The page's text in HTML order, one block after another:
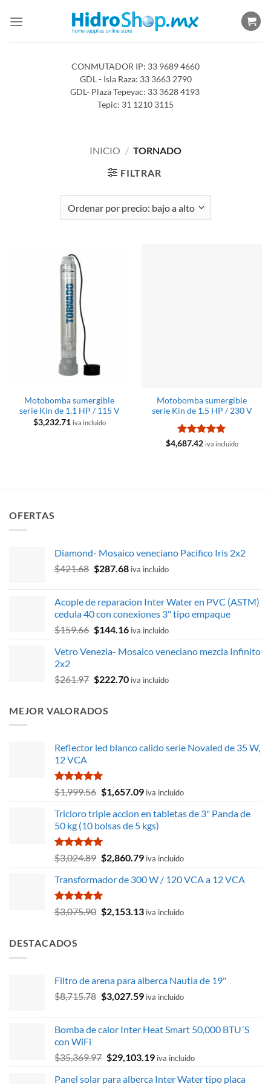
CONMUTADOR IP: 33 9689 4660
GDL - Isla Raza: 33 3663 2790
GDL- Plaza Tepeyac: 33 3628 4193
Tepic: 31 1210 3115
INICIO / TORNADO
FILTRAR
Motobomba sumergible
serie Kin de 1.1 HP / 115 V
$3,232.71 iva incluido
Motobomba sumergible
serie Kin de 1.5 HP / 230 V
Valorado
$4,687.42 iva incluido
OFERTAS
Diamond- Mosaico veneciano Pacifico Iris 2x2
$421.68 El
era:
$421.68.
$287.68El
es:
$287.68.
iva incluido
Acople de reparacion Inter Water en PVC (ASTM)
cedula 40 con conexiones 3" tipo empaque
$159.66 El
original
$159.66.
$144.16El
actual
$144.16.
iva incluido
Vetro Venezia- Mosaico veneciano mezcla Infinito
2x2
$261.97 El
era:
$222.70Eliva incluido
MEJOR VALORADOS
Reflector led blanco calido serie Novaled de 35 W,
12 VCA
Valorado
con
de 5
$1,999.56 El
original
era:
$1,999.56.
$1,657.09El
actual
es:
iva incluido
Tricloro triple accion en tabletas de 3" Panda de
50 kg (10 bolsas de 5 kgs)
Valorado
con
de 5
$3,024.89 El
original
era:
$3,024.89.
$2,860.79El
actual
$2,860.79.
iva incluido
Transformador de 300 W / 120 VCA a 12 VCA
Valorado
con
$3,075.90 El
$2,153.13Eliva incluido
DESTACADOS
Filtro de arena para alberca Nautia de 19"
$8,715.78 El
era:
$3,027.59El
es:
iva incluido
Bomba de calor Inter Heat Smart 50,000 BTU´S
con WiFi
$35,369.97 El
$29,103.19Eliva incluido
Panel solar para alberca Inter Water tipo placa